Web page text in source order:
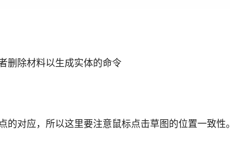
删除材料以生成实体的命令
的对应，所以这里要注意鼠标点击草图的位置一致性。